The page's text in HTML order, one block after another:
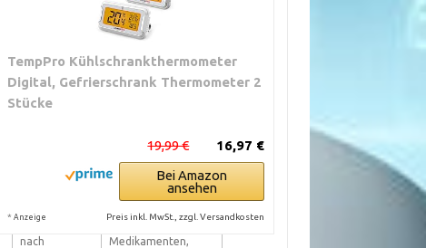
Hobbyköche,
Personen mit
Betriebe, Lager mit
gelegentlichem
30 bis 150 € je
nach
Haushalte mit
Medikamenten,
TempPro Kühlschrankthermometer
Digital, Gefrierschrank Thermometer 2
Stücke
16,97 €
19,99 €
Bei Amazon
ansehen
* Anzeige Preis inkl. MwSt., zzgl. Versandkosten